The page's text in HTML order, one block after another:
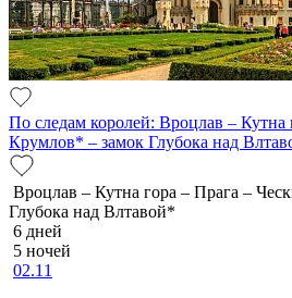
По следам королей: Вроцлав – Кутна
Крумлов* – замок Глубока над
Вроцлав – Кутна гора – Прага –
Глубока над Влтавой*
6 дней
5 ночей
02.11